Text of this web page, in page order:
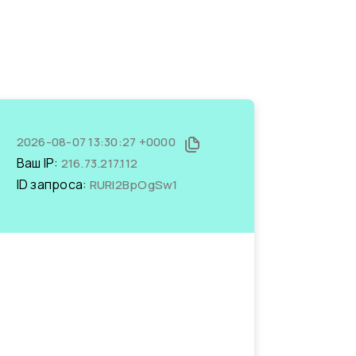
2026-08-07 13:30:27 +0000
Ваш IP: 216.73.217.112
ID запроса: RURl2BpOgSw1